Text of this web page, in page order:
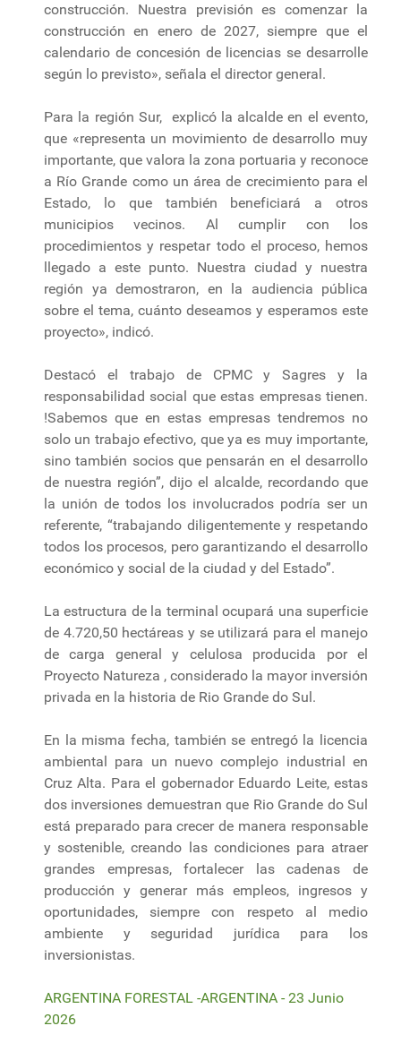
construcción. Nuestra previsión es comenzar la
construcción en enero de 2027, siempre que el
calendario de concesión de licencias se desarrolle
según lo previsto», señala el director general.
Para la región Sur, explicó la alcalde en el evento,
que «representa un movimiento de desarrollo muy
importante, que valora la zona portuaria y reconoce
a Río Grande como un área de crecimiento para el
Estado, lo que también beneficiará a otros
municipios vecinos. Al cumplir con los
procedimientos y respetar todo el proceso, hemos
llegado a este punto. Nuestra ciudad y nuestra
región ya demostraron, en la audiencia pública
sobre el tema, cuánto deseamos y esperamos este
proyecto», indicó.
Destacó el trabajo de CPMC y Sagres y la
responsabilidad social que estas empresas tienen.
!Sabemos que en estas empresas tendremos no
solo un trabajo efectivo, que ya es muy importante,
sino también socios que pensarán en el desarrollo
de nuestra región”, dijo el alcalde, recordando que
la unión de todos los involucrados podría ser un
referente, “trabajando diligentemente y respetando
todos los procesos, pero garantizando el desarrollo
económico y social de la ciudad y del Estado”.
La estructura de la terminal ocupará una superficie
de 4.720,50 hectáreas y se utilizará para el manejo
de carga general y celulosa producida por el
Proyecto Natureza , considerado la mayor inversión
privada en la historia de Rio Grande do Sul.
En la misma fecha, también se entregó la licencia
ambiental para un nuevo complejo industrial en
Cruz Alta. Para el gobernador Eduardo Leite, estas
dos inversiones demuestran que Rio Grande do Sul
está preparado para crecer de manera responsable
y sostenible, creando las condiciones para atraer
grandes empresas, fortalecer las cadenas de
producción y generar más empleos, ingresos y
oportunidades, siempre con respeto al medio
ambiente y seguridad jurídica para los
inversionistas.
ARGENTINA FORESTAL -ARGENTINA - 23 Junio
2026